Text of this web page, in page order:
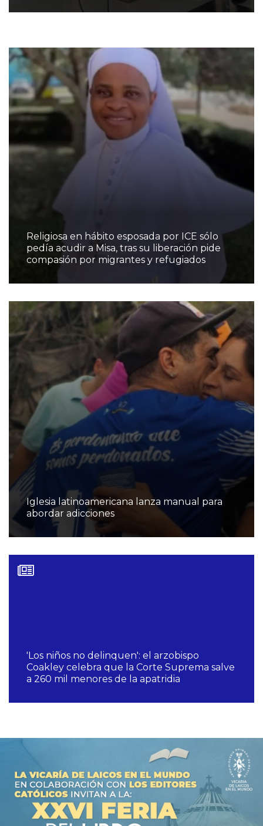
Religiosa en hábito esposada por ICE sólo
pedía acudir a Misa, tras su liberación pide
compasión por migrantes y refugiados
Iglesia latinoamericana lanza manual para
abordar adicciones
'Los niños no delinquen': el arzobispo
Coakley celebra que la Corte Suprema salve
a 260 mil menores de la apatridia